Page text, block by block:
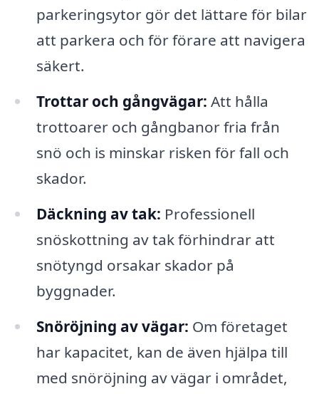
parkeringsytor gör det lättare för bilar
att parkera och för förare att navigera
säkert.
Trottar och gångvägar: Att hålla
trottoarer och gångbanor fria från
snö och is minskar risken för fall och
skador.
Däckning av tak: Professionell
snöskottning av tak förhindrar att
snötyngd orsakar skador på
byggnader.
Snöröjning av vägar: Om företaget
har kapacitet, kan de även hjälpa till
med snöröjning av vägar i området,